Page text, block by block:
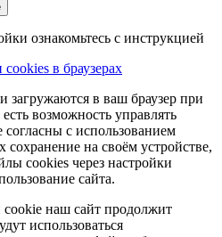
ознакомьтесь с инструкцией
в браузерах
загружаются в ваш браузер при
возможность управлять
с использованием
сохранение на своём устройстве,
cookies через настройки
сайта.
наш сайт продолжит
использоваться